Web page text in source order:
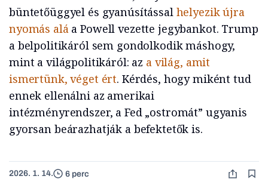
büntetőüggyel és gyanúsítással helyezik újra
nyomás alá a Powell vezette jegybankot. Trump
a belpolitikáról sem gondolkodik máshogy,
mint a világpolitikáról: az a világ, amit
ismertünk, véget ért. Kérdés, hogy miként tud
ennek ellenálni az amerikai
intézményrendszer, a Fed „ostromát” ugyanis
gyorsan beárazhatják a befektetők is.
2026. 1. 14. 6 perc